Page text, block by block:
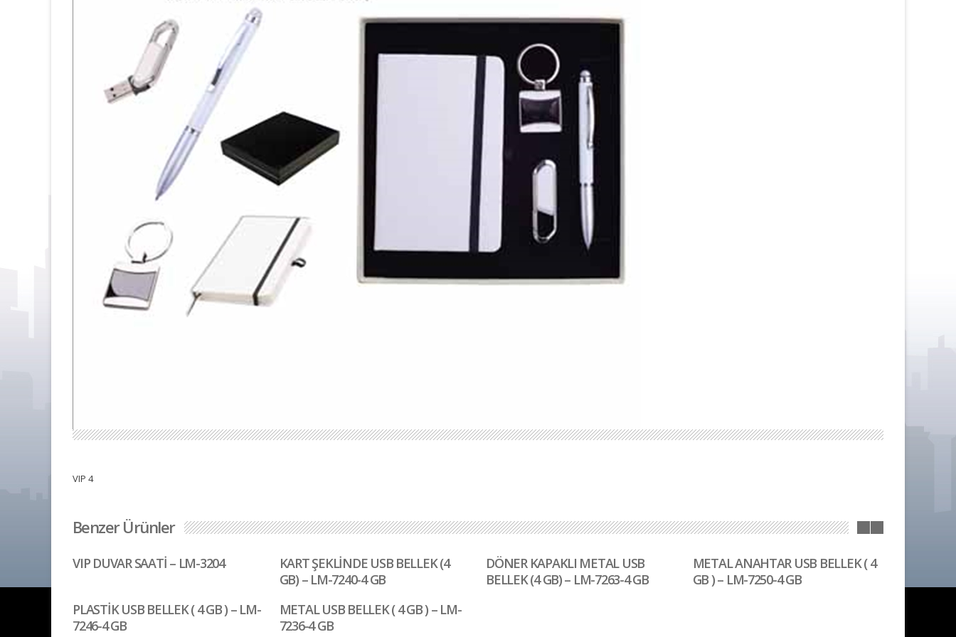
VIP 4
Benzer Ürünler
VIP DUVAR SAATİ – LM-3204
KART ŞEKLİNDE USB BELLEK (4
GB) – LM-7240-4 GB
DÖNER KAPAKLI METAL USB
BELLEK (4 GB) – LM-7263-4 GB
METAL ANAHTAR USB BELLEK ( 4
GB ) – LM-7250-4 GB
PLASTİK USB BELLEK ( 4 GB ) – LM-
7246-4 GB
METAL USB BELLEK ( 4 GB ) – LM-
7236-4 GB